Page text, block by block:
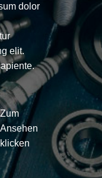
dolor
elit.
Zum
Ansehen
klicken